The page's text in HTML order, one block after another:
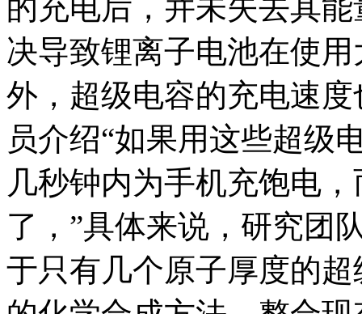
的充电后，并未失去其
决导致锂离子电池在使
外，超级电容的充电速
员介绍“如果用这些超级
几秒钟内为手机充饱电
了，”具体来说，研究团
于只有几个原子厚度的